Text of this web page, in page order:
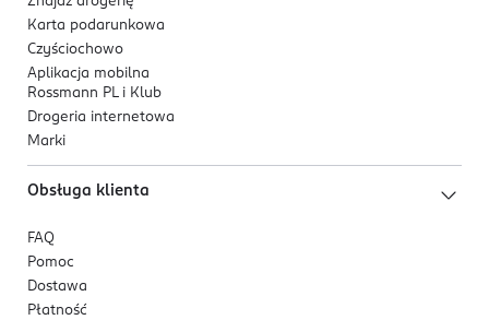
Karta podarunkowa
Czyściochowo
Aplikacja mobilna
Rossmann PL i Klub
Drogeria internetowa
Marki
Obsługa klienta
FAQ
Pomoc
Dostawa
Płatność